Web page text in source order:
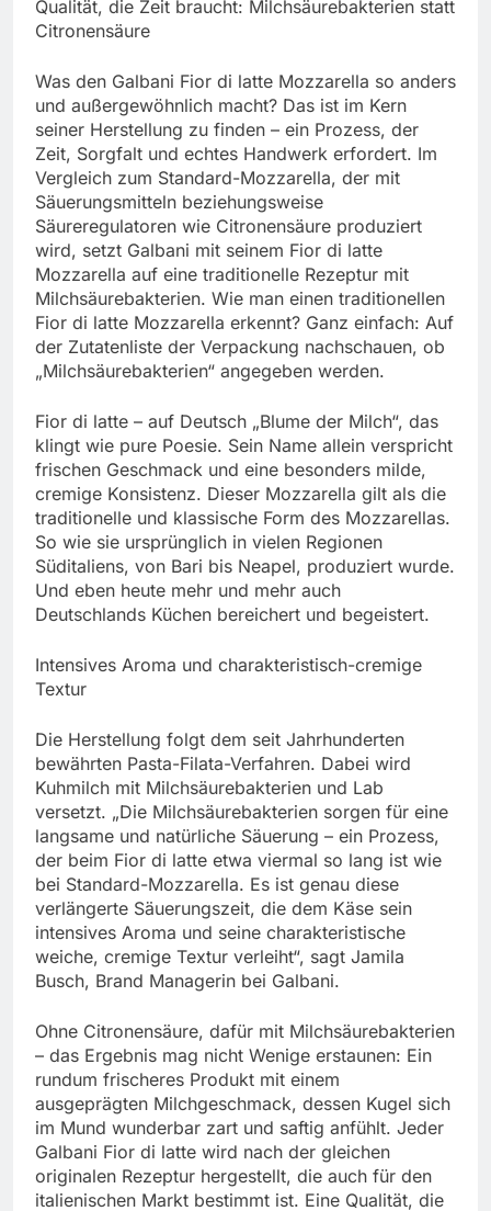
Qualität, die Zeit braucht: Milchsäurebakterien statt
Citronensäure
Was den Galbani Fior di latte Mozzarella so anders
und außergewöhnlich macht? Das ist im Kern
seiner Herstellung zu finden – ein Prozess, der
Zeit, Sorgfalt und echtes Handwerk erfordert. Im
Vergleich zum Standard-Mozzarella, der mit
Säuerungsmitteln beziehungsweise
Säureregulatoren wie Citronensäure produziert
wird, setzt Galbani mit seinem Fior di latte
Mozzarella auf eine traditionelle Rezeptur mit
Milchsäurebakterien. Wie man einen traditionellen
Fior di latte Mozzarella erkennt? Ganz einfach: Auf
der Zutatenliste der Verpackung nachschauen, ob
„Milchsäurebakterien“ angegeben werden.
Fior di latte – auf Deutsch „Blume der Milch“, das
klingt wie pure Poesie. Sein Name allein verspricht
frischen Geschmack und eine besonders milde,
cremige Konsistenz. Dieser Mozzarella gilt als die
traditionelle und klassische Form des Mozzarellas.
So wie sie ursprünglich in vielen Regionen
Süditaliens, von Bari bis Neapel, produziert wurde.
Und eben heute mehr und mehr auch
Deutschlands Küchen bereichert und begeistert.
Intensives Aroma und charakteristisch-cremige
Textur
Die Herstellung folgt dem seit Jahrhunderten
bewährten Pasta-Filata-Verfahren. Dabei wird
Kuhmilch mit Milchsäurebakterien und Lab
versetzt. „Die Milchsäurebakterien sorgen für eine
langsame und natürliche Säuerung – ein Prozess,
der beim Fior di latte etwa viermal so lang ist wie
bei Standard-Mozzarella. Es ist genau diese
verlängerte Säuerungszeit, die dem Käse sein
intensives Aroma und seine charakteristische
weiche, cremige Textur verleiht“, sagt Jamila
Busch, Brand Managerin bei Galbani.
Ohne Citronensäure, dafür mit Milchsäurebakterien
– das Ergebnis mag nicht Wenige erstaunen: Ein
rundum frischeres Produkt mit einem
ausgeprägten Milchgeschmack, dessen Kugel sich
im Mund wunderbar zart und saftig anfühlt. Jeder
Galbani Fior di latte wird nach der gleichen
originalen Rezeptur hergestellt, die auch für den
italienischen Markt bestimmt ist. Eine Qualität, die